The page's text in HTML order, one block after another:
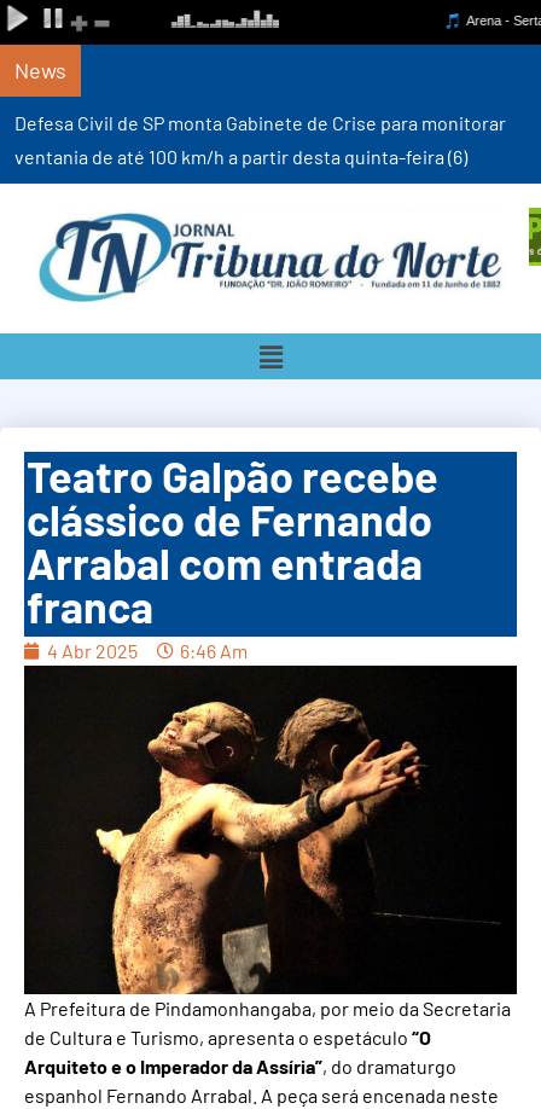
News
Defesa Civil de SP monta Gabinete de Crise para monitorar
ventania de até 100 km/h a partir desta quinta-feira (6)
Teatro Galpão recebe
clássico de Fernando
Arrabal com entrada
franca
4 Abr 2025 6:46 Am
A Prefeitura de Pindamonhangaba, por meio da Secretaria
de Cultura e Turismo, apresenta o espetáculo “O
Arquiteto e o Imperador da Assíria”, do dramaturgo
espanhol Fernando Arrabal. A peça será encenada neste